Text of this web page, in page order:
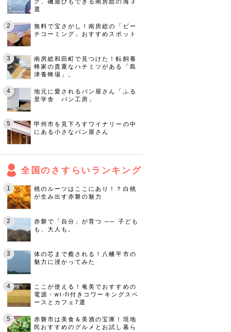
グ、磯遊びもできる南房総の海３
選
無料で宝さがし！南房総の「ビー
チコーミング」おすすめスポット
南房総和田町で見つけた！転飼養
蜂家の貴重なハチミツがある「島
津養蜂場」。
地元に愛されるパン屋さん「ふる
里学舎 パン工房」
甲州市を見下ろすワイナリーの中
にある小さなパン屋さん
全国のさすらいランキング
桃のルーツはここにあり！？白桃
が生み出す赤磐の魅力
赤磐で「自分」が育つ ── 子ども
も、大人も。
体の芯まで癒される！八幡平市の
魅力に浸かってみた
ここが使える！奄美でおすすめの
電源・wi-fi付きコワーキングスペ
ースとカフェ7選
赤磐市は美食＆美酒の宝庫！現地
民おすすめのグルメとお試し暮ら